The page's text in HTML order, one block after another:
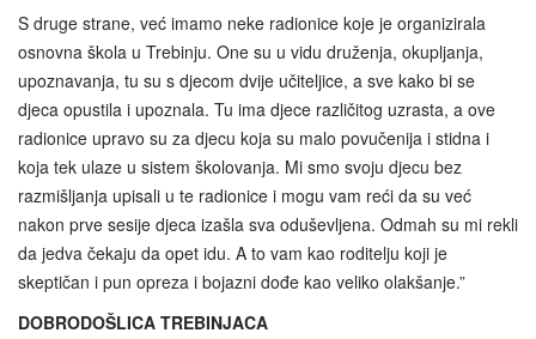
S druge strane, već imamo neke radionice koje je organizirala
osnovna škola u Trebinju. One su u vidu druženja, okupljanja,
upoznavanja, tu su s djecom dvije učiteljice, a sve kako bi se
djeca opustila i upoznala. Tu ima djece različitog uzrasta, a ove
radionice upravo su za djecu koja su malo povučenija i stidna i
koja tek ulaze u sistem školovanja. Mi smo svoju djecu bez
razmišljanja upisali u te radionice i mogu vam reći da su već
nakon prve sesije djeca izašla sva oduševljena. Odmah su mi rekli
da jedva čekaju da opet idu. A to vam kao roditelju koji je
skeptičan i pun opreza i bojazni dođe kao veliko olakšanje.”
DOBRODOŠLICA TREBINJACA